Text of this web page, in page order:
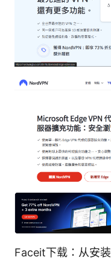
Faceit下载：从安